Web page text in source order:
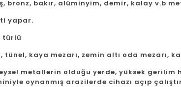
bronz, bakır, alüminyim, demir, kalay v.b
yapar.
türlü
tünel, kaya mezarı, zemin altı oda mezarı,
metallerin olduğu yerde, yüksek gerilim
oynanmış arazilerde cihazı açıp